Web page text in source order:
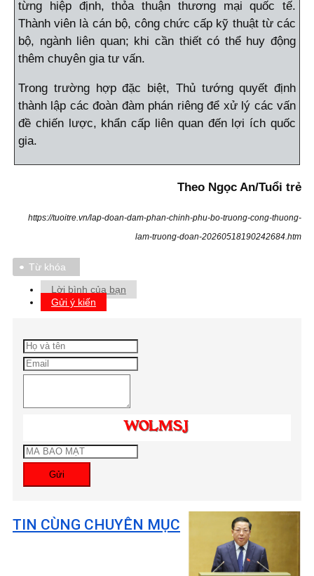
từng hiệp định, thỏa thuận thương mại quốc tế.
Thành viên là cán bộ, công chức cấp kỹ thuật từ các
bộ, ngành liên quan; khi cần thiết có thể huy động
thêm chuyên gia tư vấn.
Trong trường hợp đặc biệt, Thủ tướng quyết định
thành lập các đoàn đàm phán riêng để xử lý các vấn
đề chiến lược, khẩn cấp liên quan đến lợi ích quốc
gia.
Theo Ngọc An/Tuổi trẻ
https://tuoitre.vn/lap-doan-dam-phan-chinh-phu-bo-truong-cong-thuong-
lam-truong-doan-20260518190242684.htm
Từ khóa
Lời bình của bạn
Gửi ý kiến
Gửi
TIN CÙNG CHUYÊN MỤC